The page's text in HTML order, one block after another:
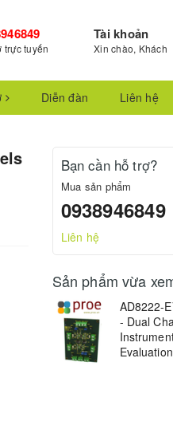
trực tuyến
Tài khoản
Xin chào, Khách
Diễn đàn Liên hệ
Bạn cần hỗ trợ?
Mua sản phẩm
0938946849
Liên hệ
Sản phẩm vừa
AD8222-
- Dual